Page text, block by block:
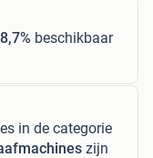
8,7% beschikbaar
in de categorie
zijn